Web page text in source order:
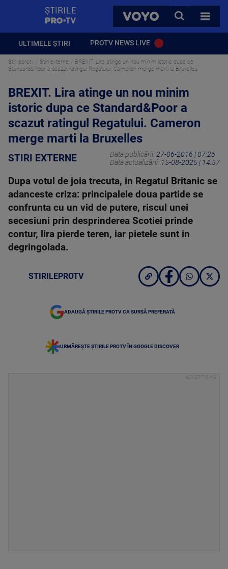
VOYO
CAUTA
TOATE
ULTIMELE ȘTIRI PROTV NEWS LIVE
Stirileprotv Stiri externe
BREXIT. Lira atinge un nou minim istoric dupa ce
Standard&Poor a scazut ratingul Regatului. Cameron merge marti la Bruxelles
BREXIT. Lira atinge un nou minim
istoric dupa ce Standard&Poor a
scazut ratingul Regatului. Cameron
merge marti la Bruxelles
STIRI EXTERNE Data publicării: 27-06-2016 | 07:26
Data actualizării: 15-08-2025 | 14:57
Dupa votul de joia trecuta, in Regatul Britanic se
adanceste criza: principalele doua partide se
confrunta cu un vid de putere, riscul unei
secesiuni prin desprinderea Scotiei prinde
contur, lira pierde teren, iar pietele sunt in
degringolada.
STIRILEPROTV
ADAUGĂ ȘTIRILE PROTV CA SURSĂ PREFERATĂ
URMĂREȘTE ȘTIRILE PROTV ÎN GOOGLE DISCOVER